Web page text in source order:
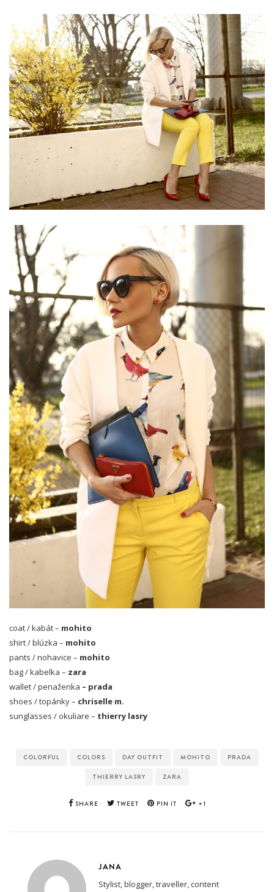
coat / kabát – mohito
shirt / blúzka – mohito
pants / nohavice – mohito
bag / kabelka – zara
wallet / penaženka – prada
shoes / topánky – chriselle m.
sunglasses / okuliare – thierry lasry
COLORFUL COLORS DAY OUTFIT MOHITO PRADA
THIERRY LASRY ZARA
SHARE TWEET PIN IT +1
JANA
Stylist, blogger, traveller, content